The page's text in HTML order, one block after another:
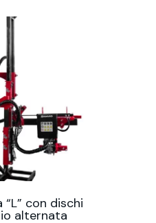
con dischi
alternata